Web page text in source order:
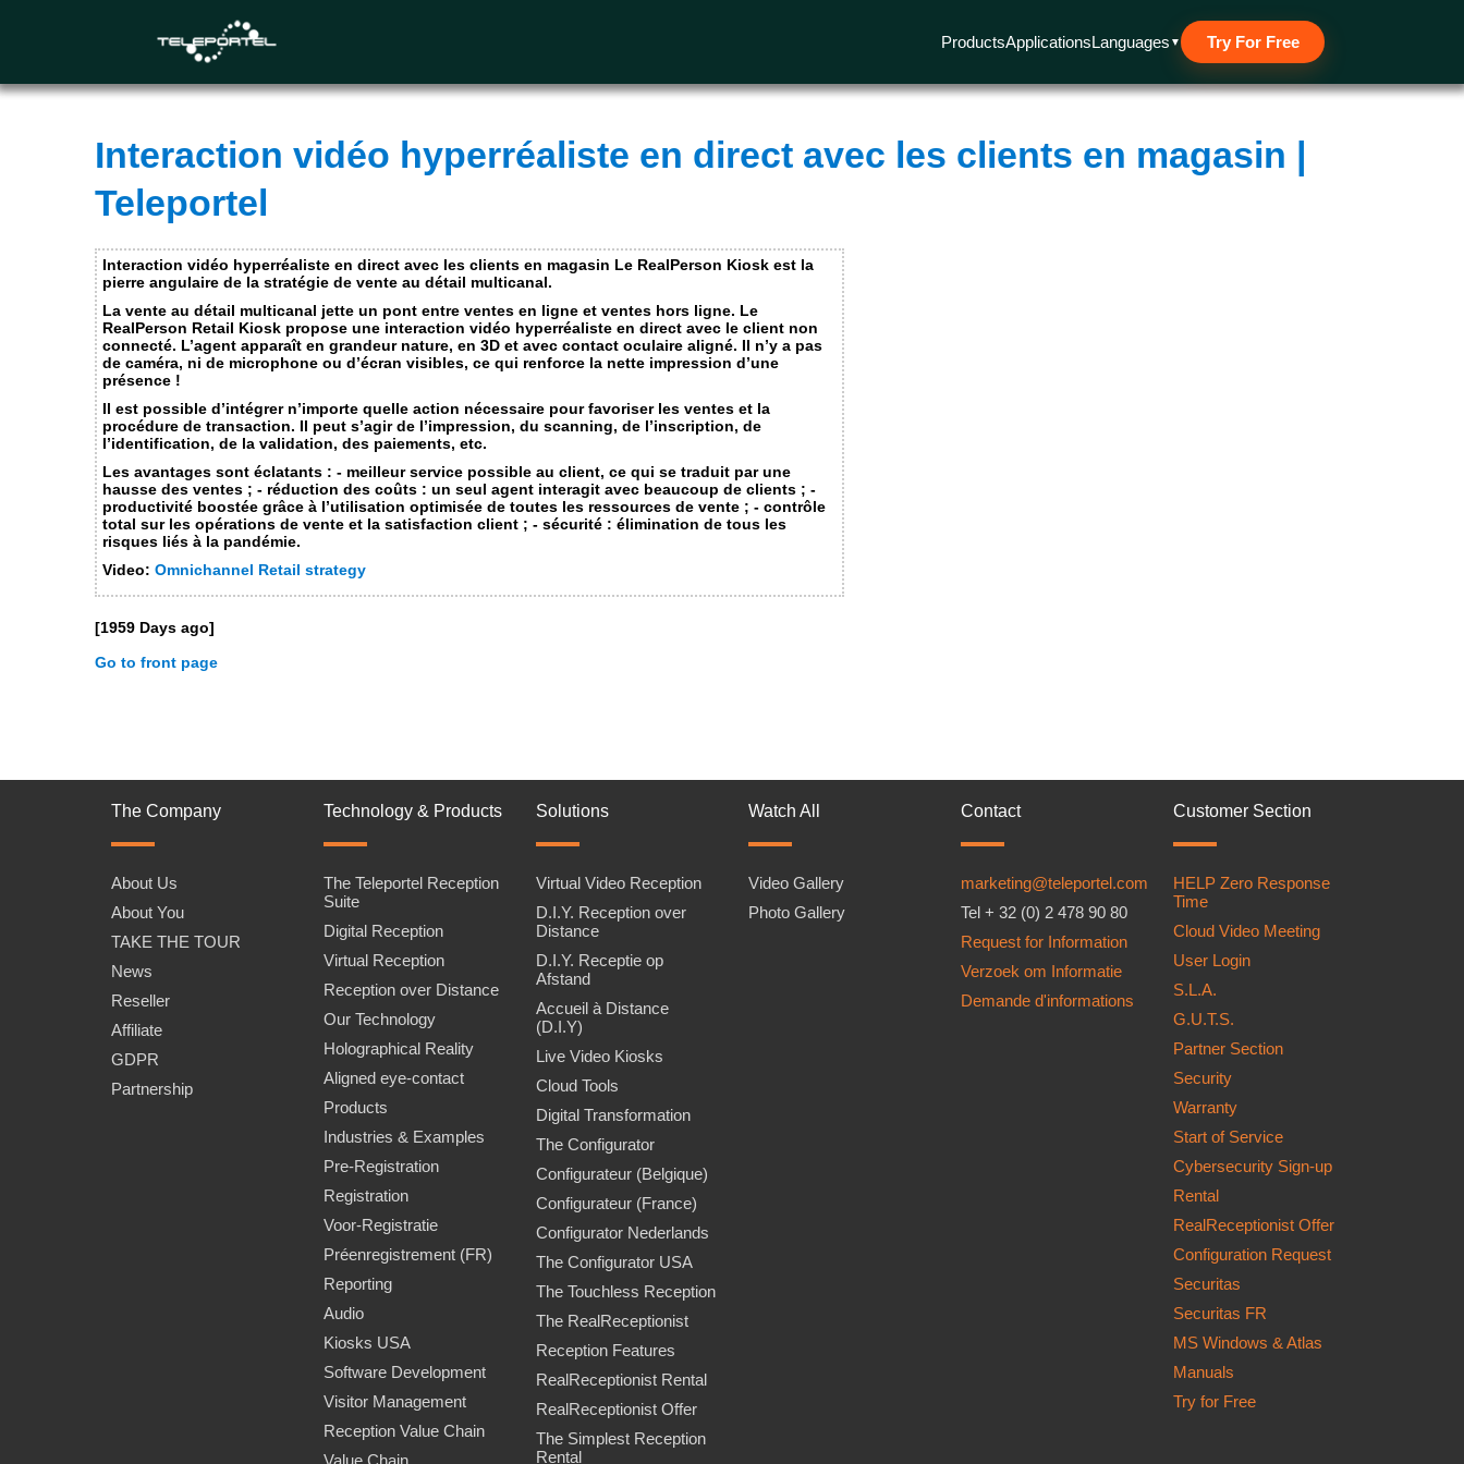
Necessary Cookies
Performance and analytics cookies
I accept
Submit Close
ProductsApplicationsLanguages ▼ Try For Free
Interaction vidéo hyperréaliste en direct avec les clients en magasin |
Teleportel
Interaction vidéo hyperréaliste en direct avec les clients en magasin Le RealPerson Kiosk est la
pierre angulaire de la stratégie de vente au détail multicanal.
La vente au détail multicanal jette un pont entre ventes en ligne et ventes hors ligne. Le
RealPerson Retail Kiosk propose une interaction vidéo hyperréaliste en direct avec le client non
connecté. L’agent apparaît en grandeur nature, en 3D et avec contact oculaire aligné. Il n’y a pas
de caméra, ni de microphone ou d’écran visibles, ce qui renforce la nette impression d’une
présence !
Il est possible d’intégrer n’importe quelle action nécessaire pour favoriser les ventes et la
procédure de transaction. Il peut s’agir de l’impression, du scanning, de l’inscription, de
l’identification, de la validation, des paiements, etc.
Les avantages sont éclatants : - meilleur service possible au client, ce qui se traduit par une
hausse des ventes ; - réduction des coûts : un seul agent interagit avec beaucoup de clients ; -
productivité boostée grâce à l’utilisation optimisée de toutes les ressources de vente ; - contrôle
total sur les opérations de vente et la satisfaction client ; - sécurité : élimination de tous les
risques liés à la pandémie.
Video: Omnichannel Retail strategy
[1959 Days ago]
Go to front page
The Company
About Us
About You
TAKE THE TOUR
News
Reseller
Affiliate
GDPR
Partnership
Technology & Products
The Teleportel Reception
Suite
Digital Reception
Virtual Reception
Reception over Distance
Our Technology
Holographical Reality
Aligned eye-contact
Products
Industries & Examples
Pre-Registration
Registration
Voor-Registratie
Préenregistrement (FR)
Reporting
Audio
Kiosks USA
Software Development
Visitor Management
Reception Value Chain
Value Chain
Solutions
Virtual Video Reception
D.I.Y. Reception over
Distance
D.I.Y. Receptie op
Afstand
Accueil à Distance
(D.I.Y)
Live Video Kiosks
Cloud Tools
Digital Transformation
The Configurator
Configurateur (Belgique)
Configurateur (France)
Configurator Nederlands
The Configurator USA
The Touchless Reception
The RealReceptionist
Reception Features
RealReceptionist Rental
RealReceptionist Offer
The Simplest Reception
Rental
Watch All
Video Gallery
Photo Gallery
Contact
marketing@teleportel.com
Tel + 32 (0) 2 478 90 80
Request for Information
Verzoek om Informatie
Demande d'informations
Customer Section
HELP Zero Response
Time
Cloud Video Meeting
User Login
S.L.A.
G.U.T.S.
Partner Section
Security
Warranty
Start of Service
Cybersecurity Sign-up
Rental
RealReceptionist Offer
Configuration Request
Securitas
Securitas FR
MS Windows & Atlas
Manuals
Try for Free